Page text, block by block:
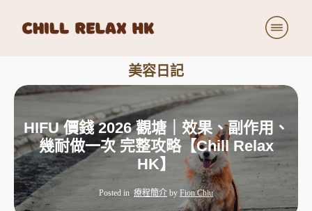
價目表
關於我們
小小商店
加入我們
美容日記
HIFU 價錢 2026 觀塘｜效果、副作用、
幾耐做一次 完整攻略【Chill Relax
HK】
Posted in 療程簡介 by Fion Chiu